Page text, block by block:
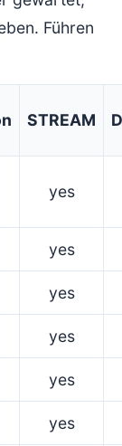
Führen
STREAM
yes
yes
yes
yes
yes
yes